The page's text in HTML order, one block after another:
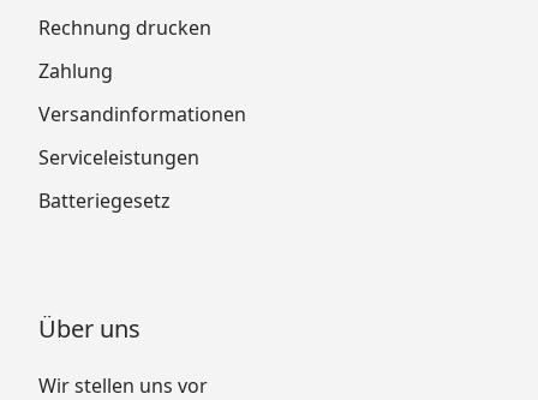
Rechnung drucken
Zahlung
Versandinformationen
Serviceleistungen
Batteriegesetz
Über uns
Wir stellen uns vor